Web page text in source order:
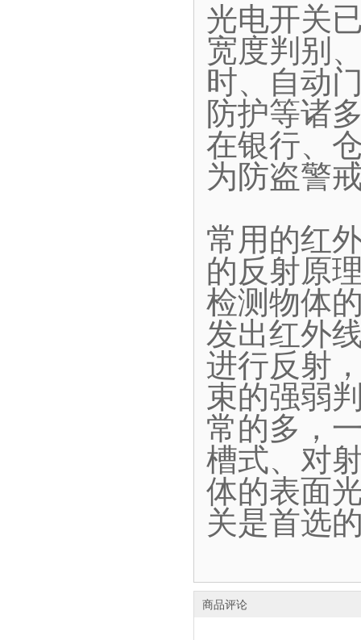
光电开关
宽度判别
时、自动
防护等诸
在银行、
为防盗警
常用的红
的反射原
检测物体
发出红外
进行反射
束的强弱
常的多，
槽式、对
体的表面
关是首选
商品评论